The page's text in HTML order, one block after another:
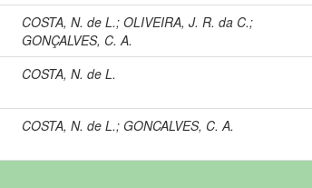
COSTA, N. de L.;OLIVEIRA, J. R. da C.;
GONÇALVES, C. A.
COSTA, N. de L.
COSTA, N. de L.;GONCALVES, C. A.